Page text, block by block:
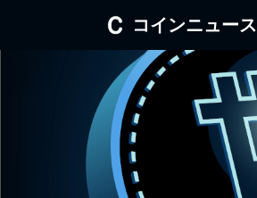
コインニュース